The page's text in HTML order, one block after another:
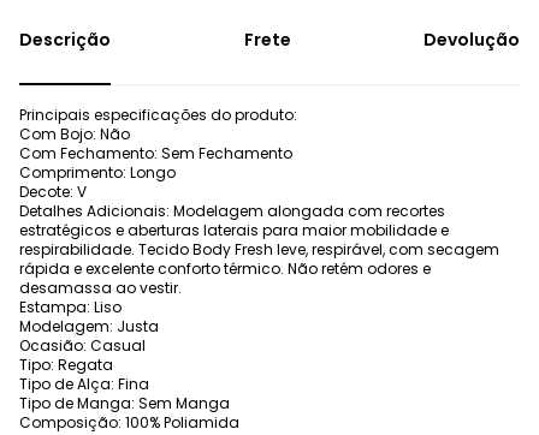
Frete Devolução
Principais especificações do produto:
Com Bojo: Não
Com Fechamento: Sem Fechamento
Comprimento: Longo
Decote: V
Detalhes Adicionais: Modelagem alongada com recortes
estratégicos e aberturas laterais para maior mobilidade e
respirabilidade. Tecido Body Fresh leve, respirável, com secagem
rápida e excelente conforto térmico. Não retém odores e
desamassa ao vestir.
Estampa: Liso
Modelagem: Justa
Ocasião: Casual
Tipo: Regata
Tipo de Alça: Fina
Tipo de Manga: Sem Manga
Composição: 100% Poliamida